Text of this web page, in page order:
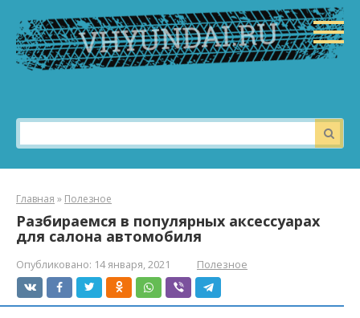
контенту
Поиск:
Главная » Полезное
Разбираемся в популярных аксессуарах
для салона автомобиля
Опубликовано: 14 января, 2021 Полезное